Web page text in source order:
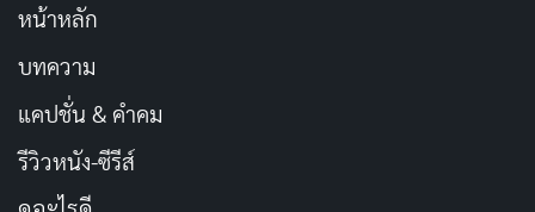
หน้าหลัก
บทความ
แคปชั่น & คำคม
รีวิวหนัง-ซีรีส์